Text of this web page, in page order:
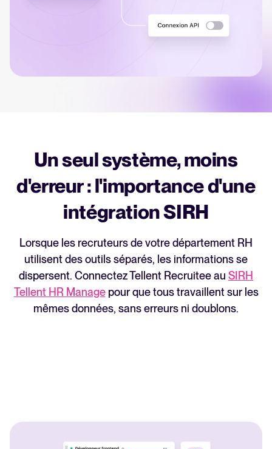
Reporting & données de recrutement
Parcourir les intégrations
Toutes nos fonctionnalités
FEATURED
En savoir plus
Logiciel ATS : le guide complet
Tout pour évaluer et utiliser un ATS efficacement
Recruter plus vite avec
WhatsApp
Lire la suite
Un seul système, moins
d'erreur : l'importance d'une
intégration SIRH
Lorsque les recruteurs de votre département RH
utilisent des outils séparés, les informations se
dispersent. Connectez Tellent Recruitee au SIRH
Tellent HR Managepour que tous travaillent sur les
mêmes données, sans erreurs ni doublons.